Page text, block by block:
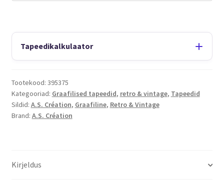
Tapeedikalkulaator
Tootekood: 395375
Kategooriad: Graafilised tapeedid, retro & vintage, Tapeedid
Sildid: A.S. Création, Graafiline, Retro & Vintage
Brand: A.S. Création
Kirjeldus